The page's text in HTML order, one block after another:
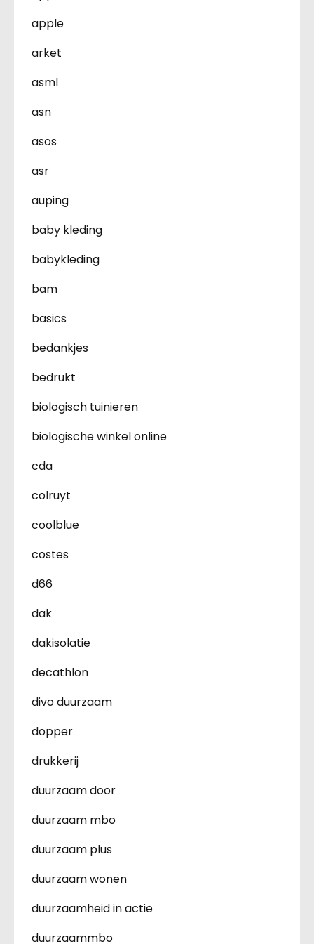
apple
arket
asml
asn
asos
asr
auping
baby kleding
babykleding
bam
basics
bedankjes
bedrukt
biologisch tuinieren
biologische winkel online
cda
colruyt
coolblue
costes
d66
dak
dakisolatie
decathlon
divo duurzaam
dopper
drukkerij
duurzaam door
duurzaam mbo
duurzaam plus
duurzaam wonen
duurzaamheid in actie
duurzaammbo